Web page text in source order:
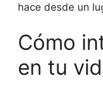
hace desde un
Cómo
en tu